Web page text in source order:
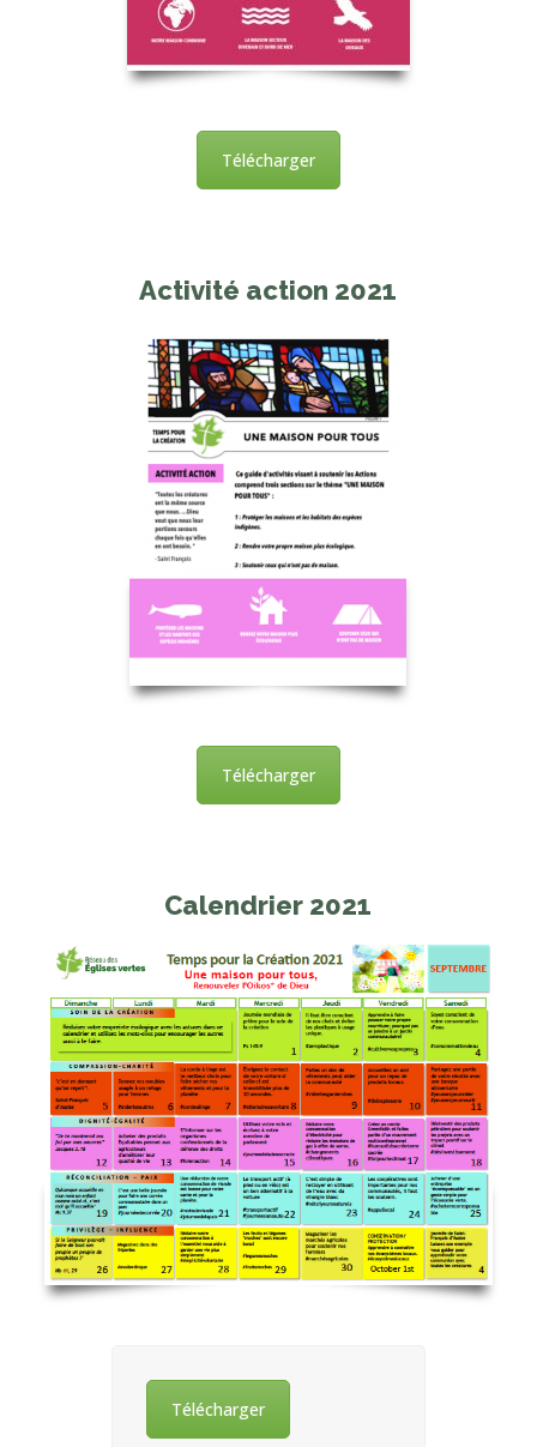
Télécharger
Activité action 2021
Télécharger
Calendrier 2021
Télécharger